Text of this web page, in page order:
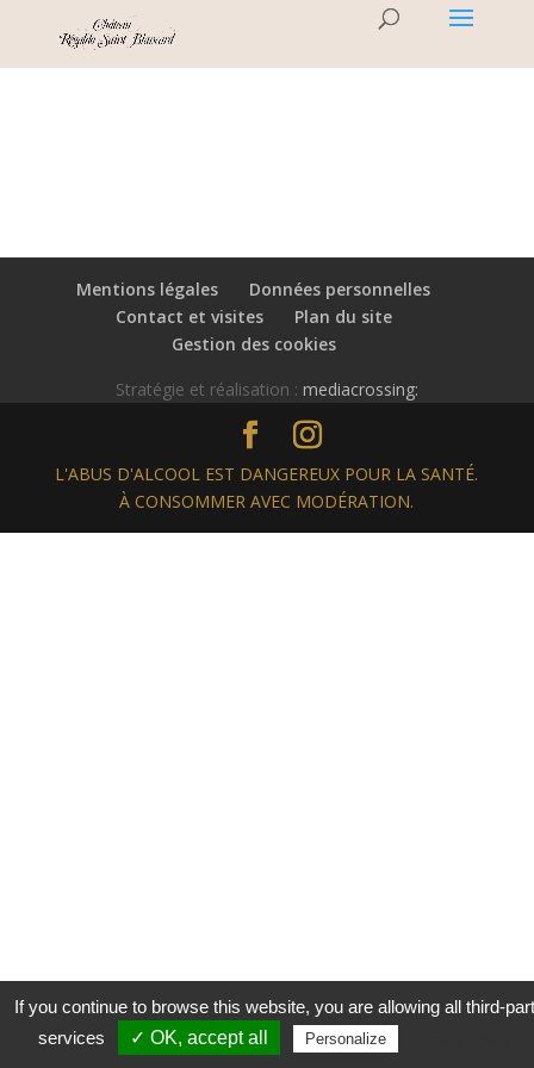
Mentions légales
Données personnelles
Contact et visites
Plan du site
Gestion des cookies
Stratégie et réalisation : mediacrossing:
L'ABUS D'ALCOOL EST DANGEREUX POUR LA SANTÉ.
À CONSOMMER AVEC MODÉRATION.
If you continue to browse this website, you are allowing all third-
services
✓ OK, accept all Personalize